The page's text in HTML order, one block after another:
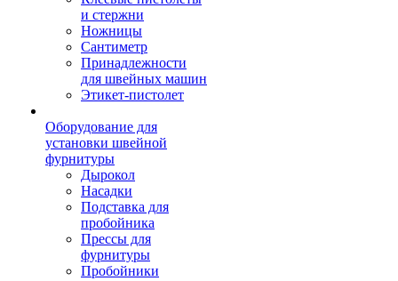
и стержни
Ножницы
Сантиметр
Принадлежности
для швейных машин
Этикет-пистолет
Оборудование для
установки швейной
фурнитуры
Дырокол
Насадки
Подставка для
пробойника
Прессы для
фурнитуры
Пробойники